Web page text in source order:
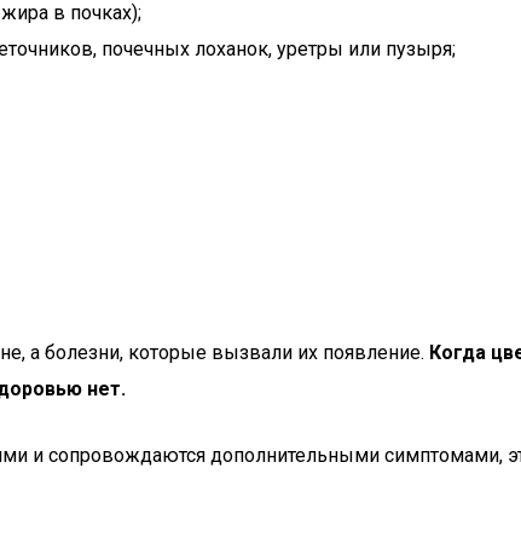
в почках);
почечных лоханок, уретры или пузыря;
а болезни, которые вызвали их появление. Когда
нет.
и сопровождаются дополнительными симптомами,